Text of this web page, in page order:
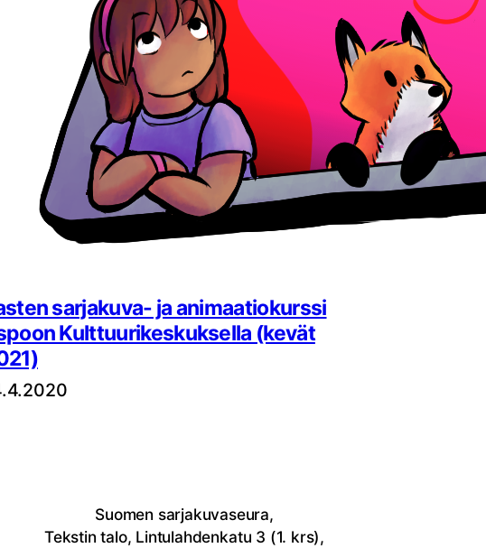
sarjakuva- ja animaatiokurssi
Kulttuurikeskuksella (kevät
Suomen sarjakuvaseura,
Tekstin talo, Lintulahdenkatu 3 (1. krs),